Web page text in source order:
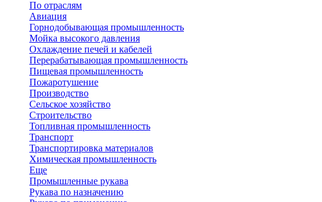
По отраслям
Авиация
Горнодобывающая промышленность
Мойка высокого давления
Охлаждение печей и кабелей
Перерабатывающая промышленность
Пищевая промышленность
Пожаротушение
Производство
Сельское хозяйство
Строительство
Топливная промышленность
Транспорт
Транспортировка материалов
Химическая промышленность
Еще
Промышленные рукава
Рукава по назначению